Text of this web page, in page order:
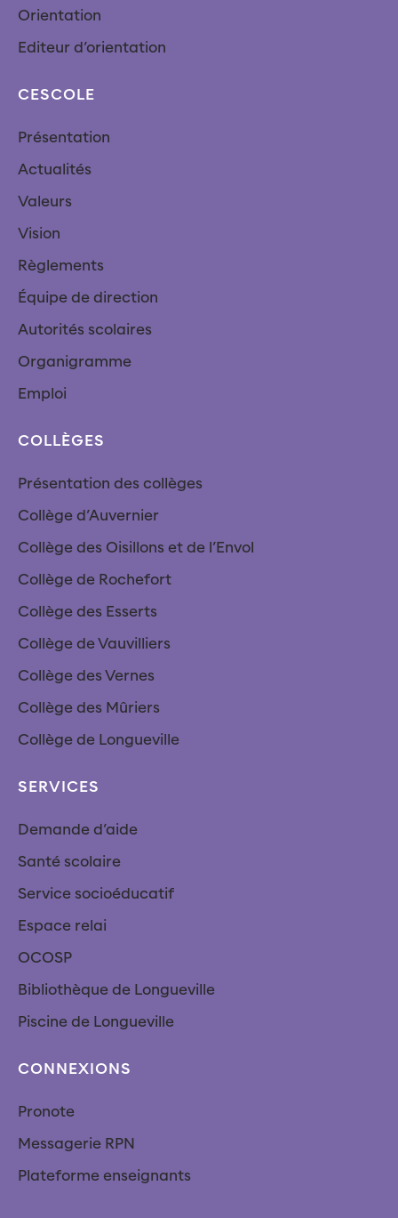
Orientation
Editeur d’orientation
CESCOLE
Présentation
Actualités
Valeurs
Vision
Règlements
Équipe de direction
Autorités scolaires
Organigramme
Emploi
COLLÈGES
Présentation des collèges
Collège d’Auvernier
Collège des Oisillons et de l’Envol
Collège de Rochefort
Collège des Esserts
Collège de Vauvilliers
Collège des Vernes
Collège des Mûriers
Collège de Longueville
SERVICES
Demande d’aide
Santé scolaire
Service socioéducatif
Espace relai
OCOSP
Bibliothèque de Longueville
Piscine de Longueville
CONNEXIONS
Pronote
Messagerie RPN
Plateforme enseignants